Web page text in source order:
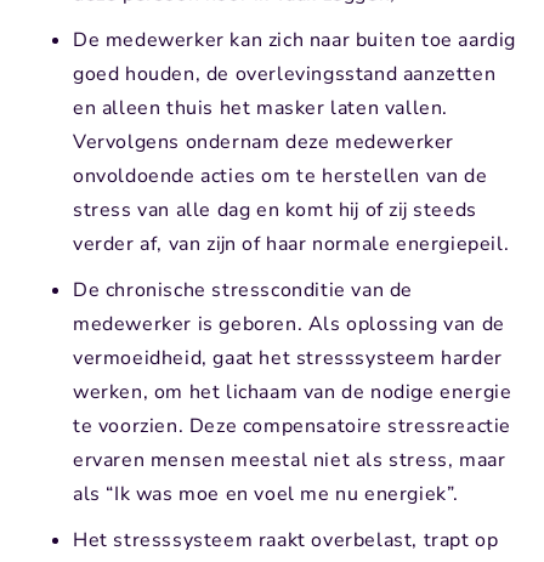
De medewerker kan zich naar buiten toe aardig
goed houden, de overlevingsstand aanzetten
en alleen thuis het masker laten vallen.
Vervolgens ondernam deze medewerker
onvoldoende acties om te herstellen van de
stress van alle dag en komt hij of zij steeds
verder af, van zijn of haar normale energiepeil.
De chronische stressconditie van de
medewerker is geboren. Als oplossing van de
vermoeidheid, gaat het stresssysteem harder
werken, om het lichaam van de nodige energie
te voorzien. Deze compensatoire stressreactie
ervaren mensen meestal niet als stress, maar
als “Ik was moe en voel me nu energiek”.
Het stresssysteem raakt overbelast, trapt op